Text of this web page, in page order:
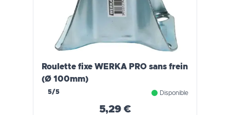
Roulette fixe WERKA PRO sans frein
(Ø 100mm)
5/5 Disponible
5,29 €